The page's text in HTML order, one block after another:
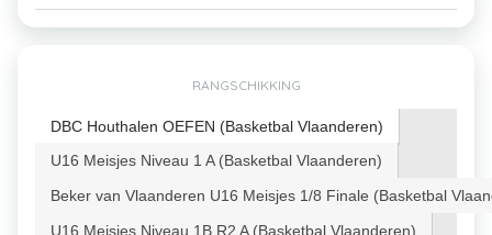
RANGSCHIKKING
DBC Houthalen OEFEN (Basketbal Vlaanderen)
U16 Meisjes Niveau 1 A (Basketbal Vlaanderen)
Beker van Vlaanderen U16 Meisjes 1/8 Finale (Basketbal
U16 Meisjes Niveau 1B R2 A (Basketbal Vlaanderen)